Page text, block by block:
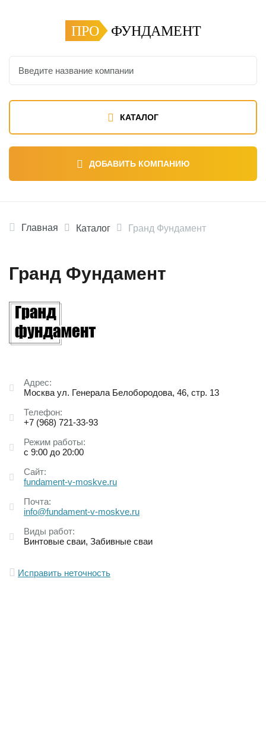
ПРО ФУНДАМЕНТ
КАТАЛОГ
ДОБАВИТЬ КОМПАНИЮ
Главная Каталог Гранд Фундамент
Гранд Фундамент
Адрес:
Москва ул. Генерала Белобородова, 46, стр. 13
Телефон:
+7 (968) 721-33-93
Режим работы:
с 9:00 до 20:00
Сайт:
fundament-v-moskve.ru
Почта:
info@fundament-v-moskve.ru
Виды работ:
Винтовые сваи Забивные сваи
Исправить неточность